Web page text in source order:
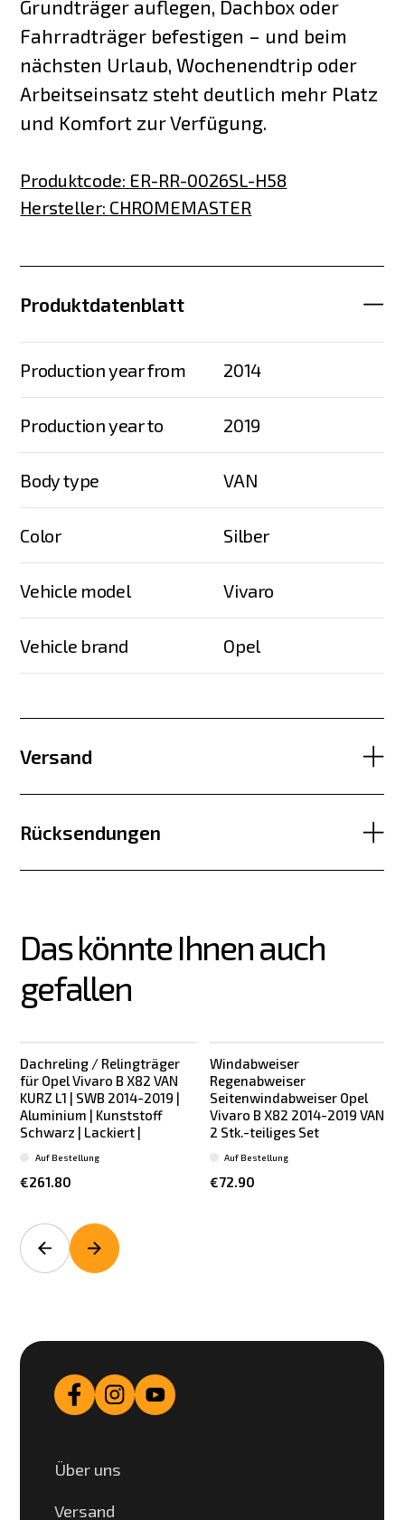
Grundträger auflegen, Dachbox oder
Fahrradträger befestigen – und beim
nächsten Urlaub, Wochenendtrip oder
Arbeitseinsatz steht deutlich mehr Platz
und Komfort zur Verfügung.
Produktcode: ER-RR-0026SL-H58
Hersteller: CHROMEMASTER
Produktdatenblatt
Production year from 2014
Production year to 2019
Body type VAN
Color Silber
Vehicle model Vivaro
Vehicle brand Opel
Versand
Rücksendungen
Das könnte Ihnen auch
gefallen
Dachreling / Relingträger
für Opel Vivaro B X82 VAN
KURZ L1 | SWB 2014-2019 |
Aluminium | Kunststoff
Schwarz | Lackiert |
€261.80
Auf Bestellung
Windabweiser
Regenabweiser
Seitenwindabweiser Opel
Vivaro B X82 2014-2019 VAN
2 Stk.-teiliges Set
€72.90
Auf Bestellung
Über uns
Versand